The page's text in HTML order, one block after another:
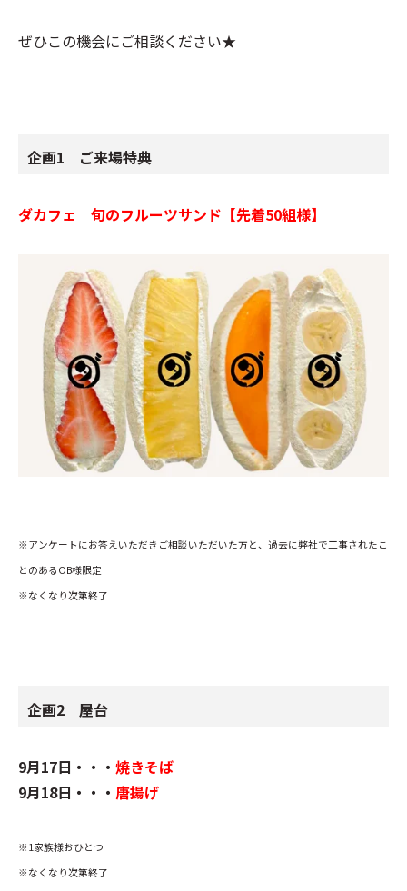
ぜひこの機会にご相談ください★
企画1 ご来場特典
ダカフェ 旬のフルーツサンド 【先着50組様】
※アンケートにお答えいただきご相談いただいた方と、過去に弊社で工事されたこ
とのあるOB様限定
※なくなり次第終了
企画2 屋台
9月17日・・・ 焼きそば
9月18日・・・ 唐揚げ
※1家族様おひとつ
※なくなり次第終了